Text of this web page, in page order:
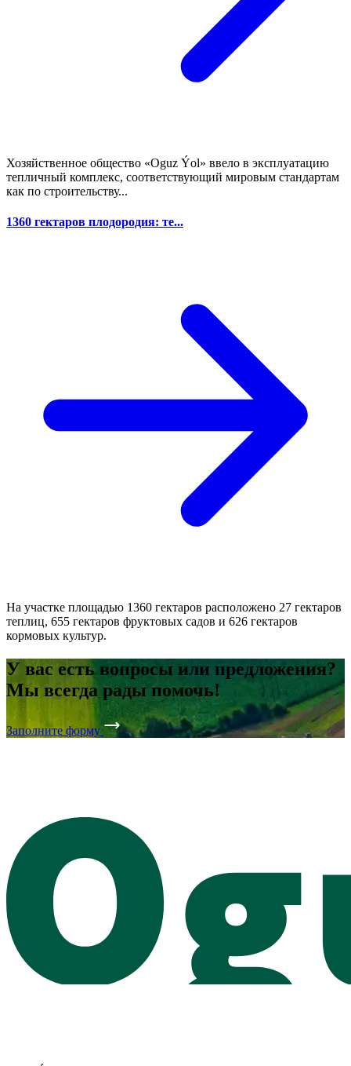
Хозяйственное общество «Oguz Ýol» ввело в эксплуатацию
тепличный комплекс, соответствующий мировым стандартам
как по строительству...
1360 гектаров плодородия: те...
На участке площадью 1360 гектаров расположено 27 гектаров
теплиц, 655 гектаров фруктовых садов и 626 гектаров
кормовых культур.
У вас есть вопросы или предложения?
Мы всегда рады помочь!
Заполните форму